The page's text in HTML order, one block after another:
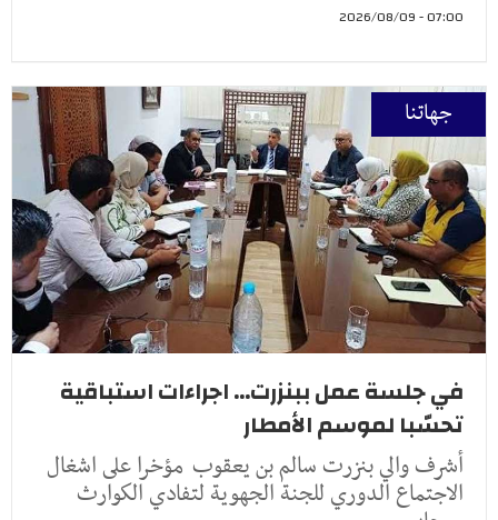
07:00 - 2026/08/09
جهاتنا
في جلسة عمل ببنزرت... اجراءات استباقية
تحسّبا لموسم الأمطار
أشرف والي بنزرت سالم بن يعقوب مؤخرا على اشغال
الاجتماع الدوري للجنة الجهوية لتفادي الكوارث